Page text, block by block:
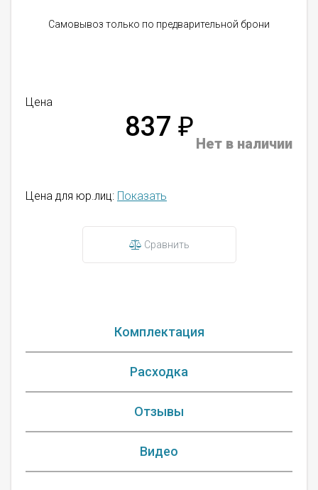
Самовывоз только по предварительной брони
Цена
837 ₽
Нет в наличии
Цена для юр.лиц: Показать
Сравнить
Комплектация
Расходка
Отзывы
Видео